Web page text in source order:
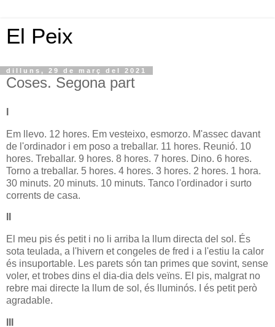
El Peix
dilluns, 29 de març del 2021
Coses. Segona part
Em llevo. 12 hores. Em vesteixo, esmorzo. M'assec davant
de l'ordinador i em poso a treballar. 11 hores. Reunió. 10
hores. Treballar. 9 hores. 8 hores. 7 hores. Dino. 6 hores.
Torno a treballar. 5 hores. 4 hores. 3 hores. 2 hores. 1 hora.
30 minuts. 20 minuts. 10 minuts. Tanco l'ordinador i surto
corrents de casa.
El meu pis és petit i no li arriba la llum directa del sol. És
sota teulada, a l'hivern et congeles de fred i a l'estiu la calor
és insuportable. Les parets són tan primes que sovint, sense
voler, et trobes dins el dia-dia dels veïns. El pis, malgrat no
rebre mai directe la llum de sol, és lluminós. I és petit però
agradable.